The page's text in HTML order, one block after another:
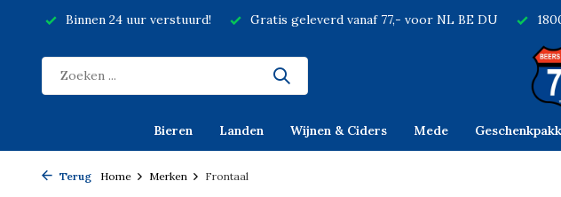
Binnen 24 uur verstuurd! Gratis geleverd vanaf 77,- voor NL BE DU
Bieren Landen Wijnen & Ciders Mede
Terug Home Merken Frontaal